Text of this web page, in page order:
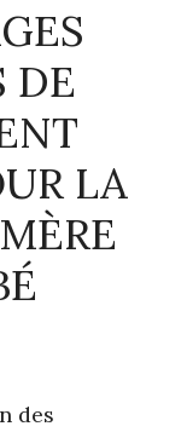
DE
LA
des